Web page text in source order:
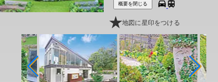
概要を閉じる
地図に星印をつける